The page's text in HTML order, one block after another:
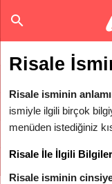
Risale
Risale isminin
ismiyle ilgili birçok
menüden istediğiniz
Risale İle İlgili Bilgiler
Risale isminin